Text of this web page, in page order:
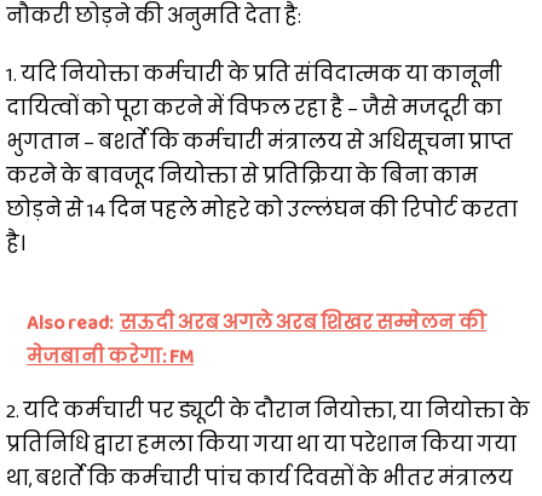
नौकरी छोड़ने की अनुमति देता है:
1. यदि नियोक्ता कर्मचारी के प्रति संविदात्मक या कानूनी
दायित्वों को पूरा करने में विफल रहा है – जैसे मजदूरी का
भुगतान – बशर्ते कि कर्मचारी मंत्रालय से अधिसूचना प्राप्त
करने के बावजूद नियोक्ता से प्रतिक्रिया के बिना काम
छोड़ने से 14 दिन पहले मोहरे को उल्लंघन की रिपोर्ट करता
है।
Also read: सऊदी अरब अगले अरब शिखर सम्मेलन की
मेजबानी करेगा: FM
2. यदि कर्मचारी पर ड्यूटी के दौरान नियोक्ता, या नियोक्ता के
प्रतिनिधि द्वारा हमला किया गया था या परेशान किया गया
था, बशर्ते कि कर्मचारी पांच कार्य दिवसों के भीतर मंत्रालय